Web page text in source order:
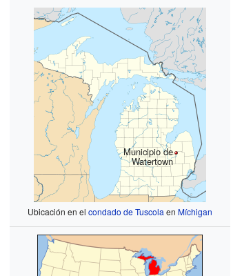
Municipio de
Watertown
Ubicación en elcondado de Tuscola enMíchigan